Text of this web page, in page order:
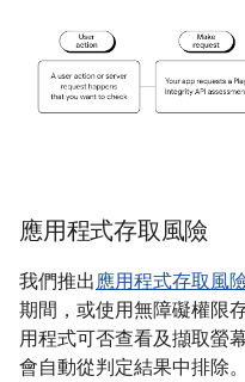
應用程式存取風險
我們推出應用程式存取風
期間，或使用無障礙權限
用程式可否查看及擷取螢
會自動從判定結果中排除